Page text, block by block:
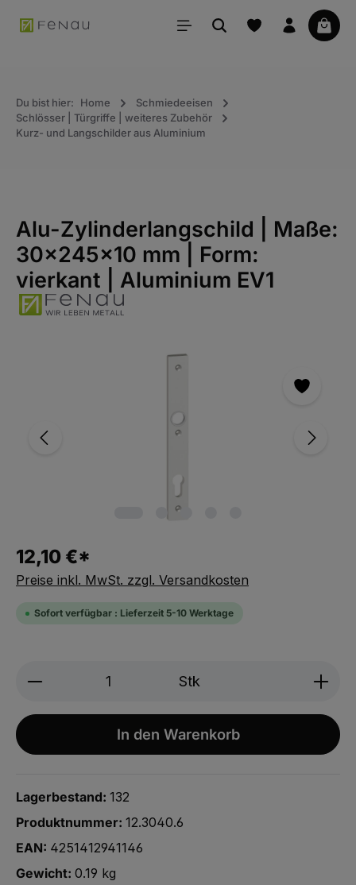
springen
Du bist hier: Home
Schmiedeeisen
Schlösser | Türgriffe | weiteres Zubehör
Kurz- und Langschilder aus Aluminium
Alu-Zylinderlangschild | Maße:
30x245x10 mm | Form:
vierkant | Aluminium EV1
Bildergalerie überspringen
12,10 €*
Preise inkl. MwSt. zzgl. Versandkosten
Sofort verfügbar : Lieferzeit 5-10 Werktage
Produkt Anzahl: Gib den
Stk
In den Warenkorb
Lagerbestand: 132
Produktnummer: 12.3040.6
EAN: 4251412941146
Gewicht: 0.19 kg